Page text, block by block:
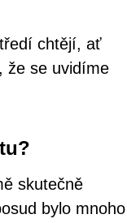
chtějí, ať
že se uvidíme
skutečně
bylo mnoho